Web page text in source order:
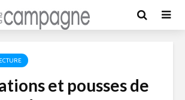
et pousses de